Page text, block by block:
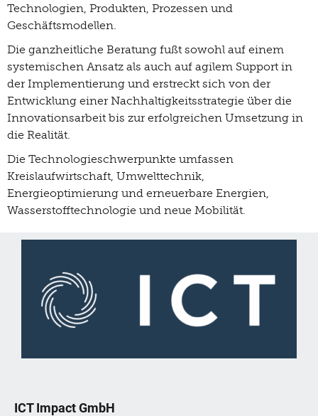
Technologien, Produkten, Prozessen und
Geschäftsmodellen.
Die ganzheitliche Beratung fußt sowohl auf einem
systemischen Ansatz als auch auf agilem Support in
der Implementierung und erstreckt sich von der
Entwicklung einer Nachhaltigkeitsstrategie über die
Innovationsarbeit bis zur erfolgreichen Umsetzung in
die Realität.
Die Technologieschwerpunkte umfassen
Kreislaufwirtschaft, Umwelttechnik,
Energieoptimierung und erneuerbare Energien,
Wasserstofftechnologie und neue Mobilität.
ICT Impact GmbH